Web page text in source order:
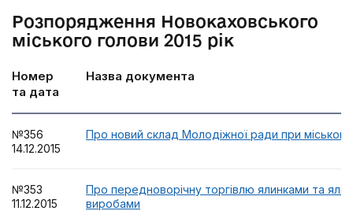
Розпорядження Новокаховського
міського голови 2015 рік
Номер
та дата
Назва документа
№356
14.12.2015
Про новий склад Молодіжної ради при міському
№353
11.12.2015
Про передноворічну торгівлю ялинками та
виробами